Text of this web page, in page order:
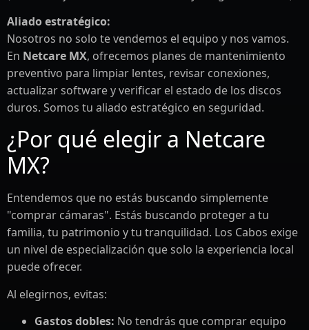
Aliado estratégico:
Nosotros no solo te vendemos el equipo y nos vamos.
En Netcare MX, ofrecemos planes de mantenimiento
preventivo para limpiar lentes, revisar conexiones,
actualizar software y verificar el estado de los discos
duros. Somos tu aliado estratégico en seguridad.
¿Por qué elegir a Netcare
MX?
Entendemos que no estás buscando simplemente
"comprar cámaras". Estás buscando proteger a tu
familia, tu patrimonio y tu tranquilidad. Los Cabos exige
un nivel de especialización que solo la experiencia local
puede ofrecer.
Al elegirnos, evitas:
Gastos dobles: No tendrás que comprar equipo